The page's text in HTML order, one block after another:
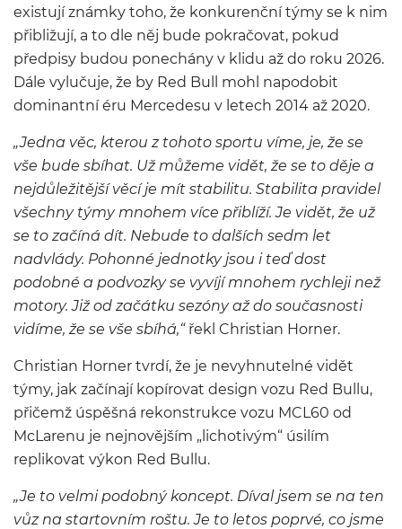
existují známky toho, že konkurenční týmy se k nim
přibližují, a to dle něj bude pokračovat, pokud
předpisy budou ponechány v klidu až do roku 2026.
Dále vylučuje, že by Red Bull mohl napodobit
dominantní éru Mercedesu v letech 2014 až 2020.
„Jedna věc, kterou z tohoto sportu víme, je, že se
vše bude sbíhat. Už můžeme vidět, že se to děje a
nejdůležitější věcí je mít stabilitu. Stabilita pravidel
všechny týmy mnohem více přiblíží. Je vidět, že už
se to začíná dít. Nebude to dalších sedm let
nadvlády. Pohonné jednotky jsou i teď dost
podobné a podvozky se vyvíjí mnohem rychleji než
motory. Již od začátku sezóny až do současnosti
vidíme, že se vše sbíhá,“řekl Christian Horner.
Christian Horner tvrdí, že je nevyhnutelné vidět
týmy, jak začínají kopírovat design vozu Red Bullu,
přičemž úspěšná rekonstrukce vozu MCL60 od
McLarenu je nejnovějším „lichotivým“ úsilím
replikovat výkon Red Bullu.
„Je to velmi podobný koncept. Díval jsem se na ten
vůz na startovním roštu. Je to letos poprvé, co jsme